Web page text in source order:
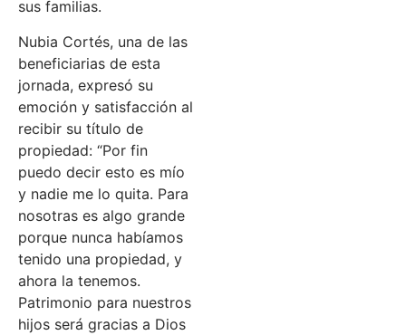
sus familias.
Nubia Cortés, una de las
beneficiarias de esta
jornada, expresó su
emoción y satisfacción al
recibir su título de
propiedad: “Por fin
puedo decir esto es mío
y nadie me lo quita. Para
nosotras es algo grande
porque nunca habíamos
tenido una propiedad, y
ahora la tenemos.
Patrimonio para nuestros
hijos será gracias a Dios